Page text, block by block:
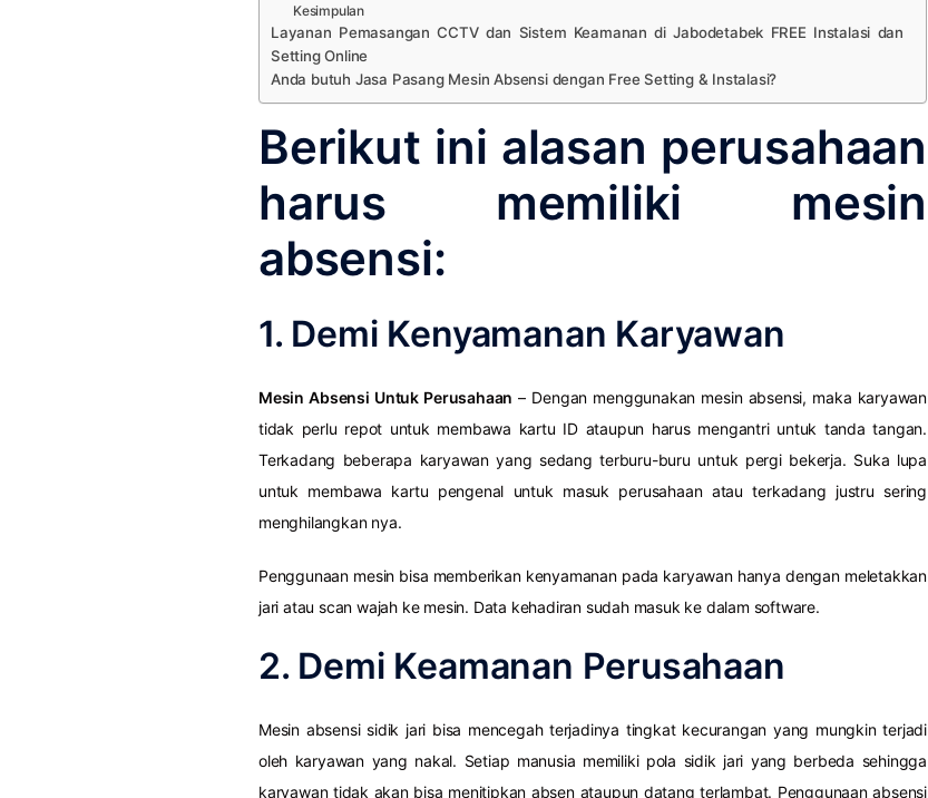
Kesimpulan
Layanan Pemasangan CCTV dan Sistem Keamanan di Jabodetabek FREE Instalasi dan
Setting Online
Anda butuh Jasa Pasang Mesin Absensi dengan Free Setting & Instalasi?
Berikut ini alasan perusahaan
harus memiliki mesin
absensi:
1. Demi Kenyamanan Karyawan
Mesin Absensi Untuk Perusahaan – Dengan menggunakan mesin absensi, maka karyawan
tidak perlu repot untuk membawa kartu ID ataupun harus mengantri untuk tanda tangan.
Terkadang beberapa karyawan yang sedang terburu-buru untuk pergi bekerja. Suka lupa
untuk membawa kartu pengenal untuk masuk perusahaan atau terkadang justru sering
menghilangkan nya.
Penggunaan mesin bisa memberikan kenyamanan pada karyawan hanya dengan meletakkan
jari atau scan wajah ke mesin. Data kehadiran sudah masuk ke dalam software.
2. Demi Keamanan Perusahaan
Mesin absensi sidik jari bisa mencegah terjadinya tingkat kecurangan yang mungkin terjadi
oleh karyawan yang nakal. Setiap manusia memiliki pola sidik jari yang berbeda sehingga
karyawan tidak akan bisa menitipkan absen ataupun datang terlambat. Penggunaan absensi